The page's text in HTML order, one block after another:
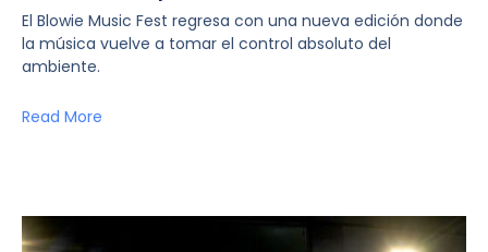
El Blowie Music Fest regresa con una nueva edición donde
la música vuelve a tomar el control absoluto del
ambiente.
Read More